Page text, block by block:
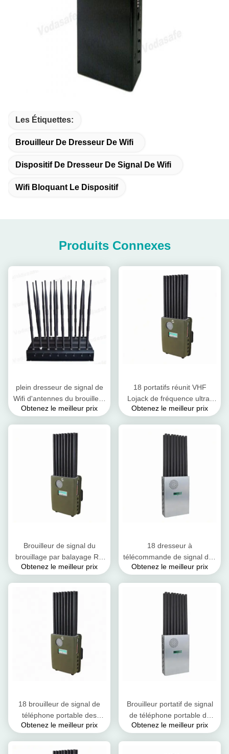
Les Étiquettes:
Brouilleur De Dresseur De Wifi
Dispositif De Dresseur De Signal De Wifi
Wifi Bloquant Le Dispositif
Produits Connexes
plein dresseur de signal de
Wifi d'antennes du brouilleur
4G LTE 16 de signal de Wifi
Obtenez le meilleur prix
18 portatifs réunit VHF
Lojack de fréquence ultra-
haute de brouilleur de signal
la batterie rechargeable
Obtenez le meilleur prix
Brouilleur de signal du
brouillage par balayage RC
construit dans la batterie au
12000mAh
Obtenez le meilleur prix
18 dresseur à
télécommande de signal des
bandes CDMA GSM Lojack
couverture
Obtenez le meilleur prix
18 brouilleur de signal de
téléphone portable des
antennes 5G affichage
sortie de 16 watts
Obtenez le meilleur prix
Brouilleur portatif de signal
de téléphone portable de
GPS de 18 antennes de
Obtenez le meilleur prix